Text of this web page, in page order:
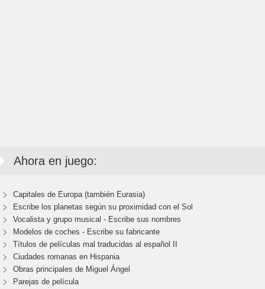
Ahora en juego:
Capitales de Europa (también Eurasia)
Escribe los planetas según su proximidad con el Sol
Vocalista y grupo musical - Escribe sus nombres
Modelos de coches - Escribe su fabricante
Títulos de películas mal traducidas al español II
Ciudades romanas en Hispania
Obras principales de Miguel Ángel
Parejas de película